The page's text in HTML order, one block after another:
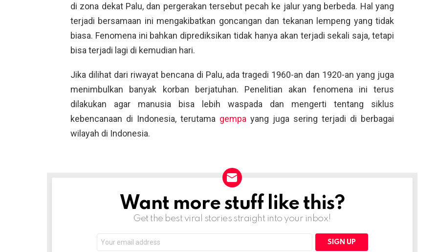
di zona dekat Palu, dan pergerakan tersebut pecah ke jalur yang berbeda. Hal yang
terjadi bersamaan ini mengakibatkan goncangan dan tekanan lempeng yang tidak
biasa. Fenomena ini bahkan diprediksikan tidak hanya akan terjadi sekali saja, tetapi
bisa terjadi lagi di kemudian hari.
Jika dilihat dari riwayat bencana di Palu, ada tragedi 1960-an dan 1920-an yang juga
menimbulkan banyak korban berjatuhan. Penelitian akan fenomena ini terus
dilakukan agar manusia bisa lebih waspada dan mengerti tentang siklus
kebencanaan di Indonesia, terutama gempa yang juga sering terjadi di berbagai
wilayah di Indonesia.
NEWSLETTERWant more stuff like this?
Get the best viral stories straight into your inbox!
address: